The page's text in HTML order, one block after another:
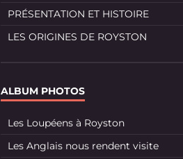
PRÉSENTATION ET HISTOIRE
LES ORIGINES DE ROYSTON
ALBUM PHOTOS
Les Loupéens à Royston
Les Anglais nous rendent visite